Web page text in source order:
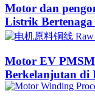
Motor dan
Listrik
Motor EV
Berkelanjutan di